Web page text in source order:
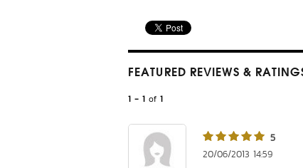
FEATURED REVIEWS &
1 - 1 of 1
5
20/06/2013 14:59